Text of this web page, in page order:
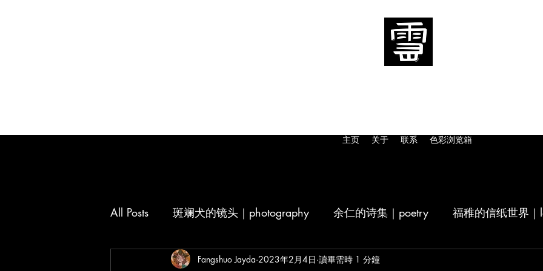
主页 关于 联系 色彩浏览箱
All Posts 斑斓犬的镜头｜photography 余仁的诗集｜poetry 福稚的信纸世界｜
汉朝幽灵的大脑意识｜thinking 我想爬雪山的稿纸｜design
Fangshuo Jayda 2023年2月4日 讀畢需時 1 分鐘